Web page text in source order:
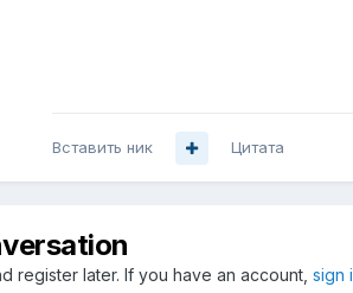
Вставить ник Цитата
register later. If you have an account, sign